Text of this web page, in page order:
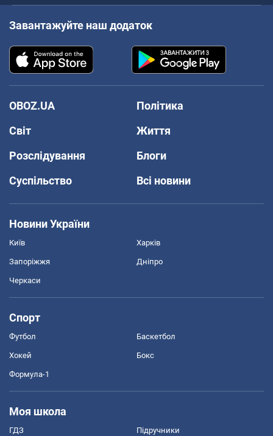
Завантажуйте наш додаток
OBOZ.UA
Політика
Світ
Життя
Розслідування
Блоги
Суспільство
Всі новини
Новини України
Київ Харків
Запоріжжя Дніпро
Черкаси
Спорт
Футбол Баскетбол
Хокей Бокс
Формула-1
Моя школа
ГДЗ Підручники